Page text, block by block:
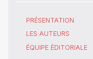
PRÉSENTATION
LES AUTEURS
ÉQUIPE ÉDITORIALE